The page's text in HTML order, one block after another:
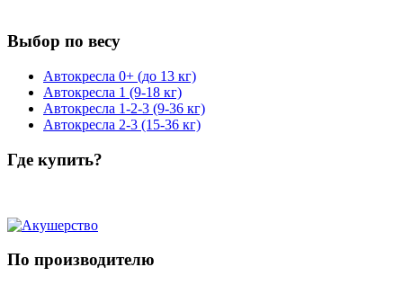
Выбор по весу
Автокресла 0+ (до 13 кг)
Автокресла 1 (9-18 кг)
Автокресла 1-2-3 (9-36 кг)
Автокресла 2-3 (15-36 кг)
Где купить?
По производителю